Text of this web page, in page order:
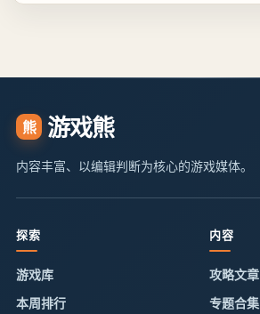
熊 游戏熊
内容丰富、以编辑判断为核心的游戏媒体。
探索
游戏库
本周排行
内容
攻略文章
专题合集